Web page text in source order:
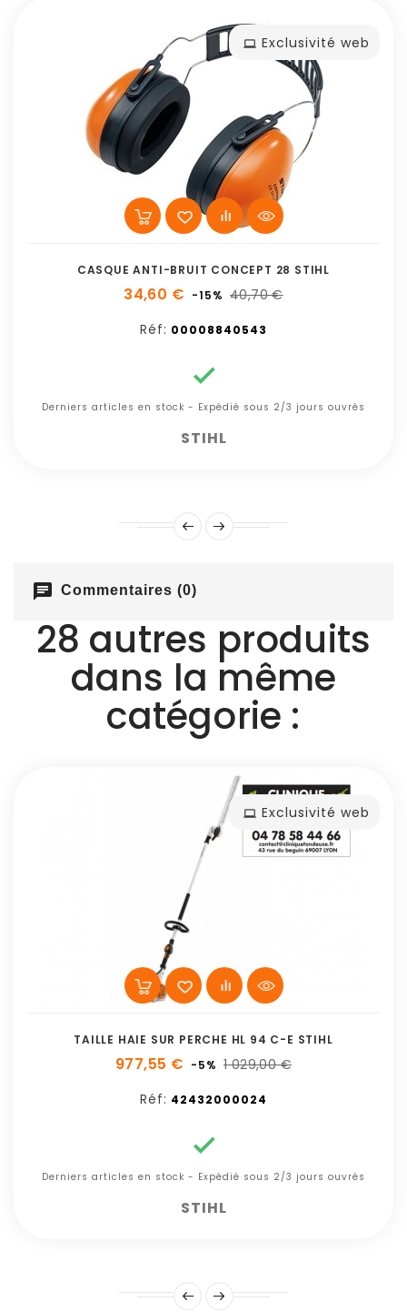
Exclusivité web
CASQUE ANTI-BRUIT CONCEPT 28 STIHL
34,60 € -15% 40,70 €
Réf: 00008840543

Derniers articles en stock - Expédié sous 2/3 jours ouvrés
STIHL
chat Commentaires (0)
28 autres produits
dans la même
catégorie :
Exclusivité web
TAILLE HAIE SUR PERCHE HL 94 C-E STIHL
977,55 € -5% 1 029,00 €
Réf: 42432000024

Derniers articles en stock - Expédié sous 2/3 jours ouvrés
STIHL